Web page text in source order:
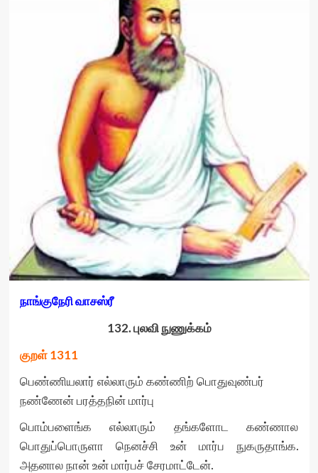
நாங்குநேரி வாசஸ்ரீ
132. புலவி நுணுக்கம்
குறள்1311
பெண்ணியலார் எல்லாரும் கண்ணிற் பொதுவுண்பர்
நண்ணேன் பரத்தநின் மார்பு
பொம்பளைங்க எல்லாரும் தங்களோட கண்ணால
பொதுப்பொருளா நெனச்சி உன் மார்ப நுகருதாங்க.
அதனால நான் உன் மார்பச் சேரமாட்டேன்.